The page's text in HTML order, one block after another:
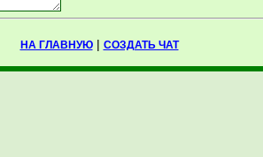
НА ГЛАВНУЮ| СОЗДАТЬ ЧАТ